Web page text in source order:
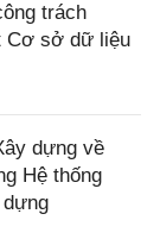
trách
Cơ sở dữ liệu
dựng về
Hệ thống